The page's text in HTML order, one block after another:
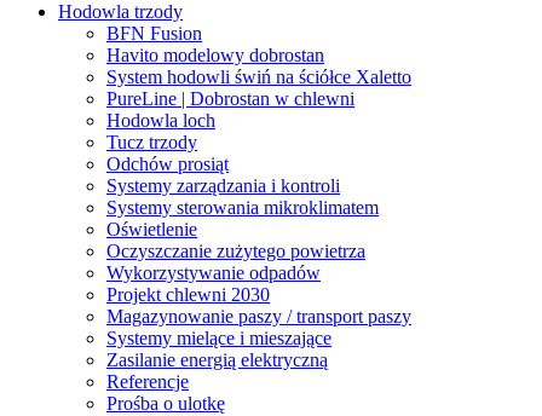
Hodowla trzody
BFN Fusion
Havito modelowy dobrostan
System hodowli świń na ściółce Xaletto
PureLine | Dobrostan w chlewni
Hodowla loch
Tucz trzody
Odchów prosiąt
Systemy zarządzania i kontroli
Systemy sterowania mikroklimatem
Oświetlenie
Oczyszczanie zużytego powietrza
Wykorzystywanie odpadów
Projekt chlewni 2030
Magazynowanie paszy / transport paszy
Systemy mielące i mieszające
Zasilanie energią elektryczną
Referencje
Prośba o ulotkę